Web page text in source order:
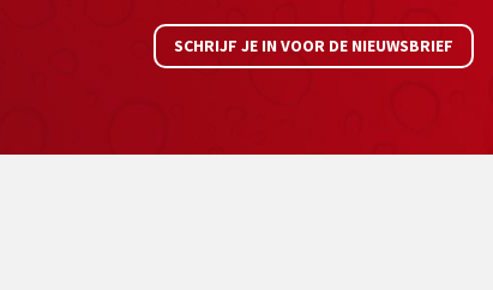
SCHRIJF JE IN VOOR DE NIEUWSBRIEF